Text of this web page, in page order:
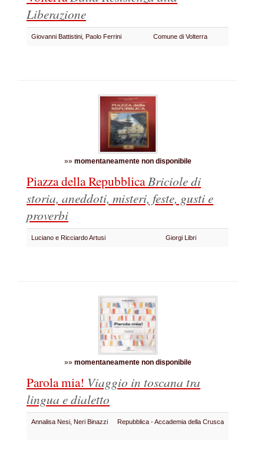
Liberazione
Giovanni Battistini, Paolo Ferrini Comune di Volterra
»» momentaneamente non disponibile
Piazza della RepubblicaBriciole di
storia, aneddoti, misteri, feste, gusti e
proverbi
Luciano e Ricciardo Artusi Giorgi Libri
»» momentaneamente non disponibile
Parola mia! Viaggio in toscana tra
lingua e dialetto
Annalisa Nesi, Neri Binazzi Repubblica - Accademia della Crusca